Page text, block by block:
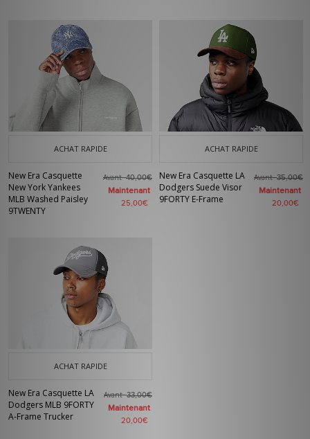
ACHAT RAPIDE
New Era Casquette
New York Yankees
MLB Washed Paisley
9TWENTY
Avant40,00€
Maintenant
25,00€
ACHAT RAPIDE
New Era Casquette LA
Dodgers Suede Visor
9FORTY E-Frame
Avant35,00€
Maintenant
20,00€
ACHAT RAPIDE
New Era Casquette LA
Dodgers MLB 9FORTY
A-Frame Trucker
Avant33,00€
Maintenant
20,00€